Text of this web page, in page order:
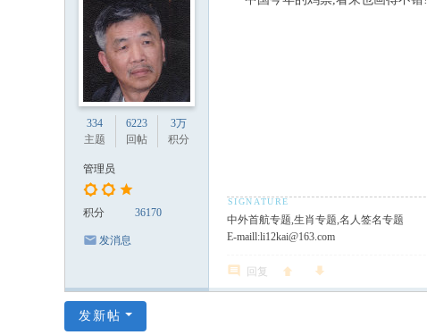
334
主题
6223
回帖
3万
积分
管理员
积分 36170
发消息
中外首航专题,生肖专题,名人签名专题
E-maill:li12kai@163.com
回复
发新帖